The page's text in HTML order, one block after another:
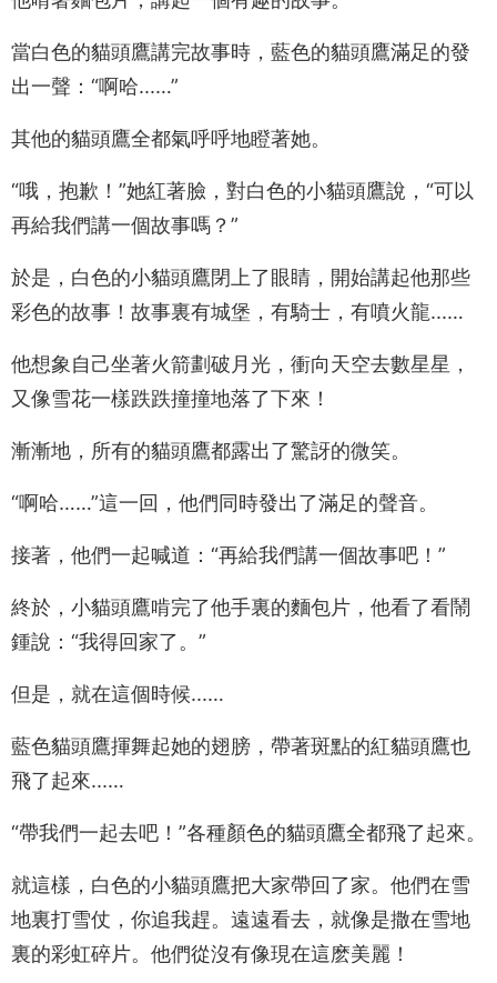
當白色的貓頭鷹講完故事時，藍色的貓頭鷹滿足的發
出一聲：“啊哈...…”
其他的貓頭鷹全都氣呼呼地瞪著她。
“哦，抱歉！”她紅著臉，對白色的小貓頭鷹說，“可以
再給我們講一個故事嗎？”
於是，白色的小貓頭鷹閉上了眼睛，開始講起他那些
彩色的故事！故事裏有城堡，有騎士，有噴火龍...…
他想象自己坐著火箭劃破月光，衝向天空去數星星，
又像雪花一樣跌跌撞撞地落了下來！
漸漸地，所有的貓頭鷹都露出了驚訝的微笑。
“啊哈……”這一回，他們同時發出了滿足的聲音。
接著，他們一起喊道：“再給我們講一個故事吧！”
終於，小貓頭鷹啃完了他手裏的麵包片，他看了看鬧
鍾說：“我得回家了。”
但是，就在這個時候...…
藍色貓頭鷹揮舞起她的翅膀，帶著斑點的紅貓頭鷹也
飛了起來...…
“帶我們一起去吧！”各種顏色的貓頭鷹全都飛了起來。
就這樣，白色的小貓頭鷹把大家帶回了家。他們在雪
地裏打雪仗，你追我趕。遠遠看去，就像是撒在雪地
裏的彩虹碎片。他們從沒有像現在這麽美麗！